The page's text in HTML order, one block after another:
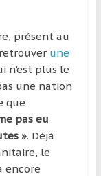
présent au
une
n’est plus le
une nation
que
pas eu
». Déjà
le
encore